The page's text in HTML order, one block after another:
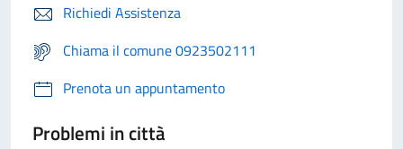
Richiedi Assistenza
Chiama il comune 0923502111
Prenota un appuntamento
Problemi in città